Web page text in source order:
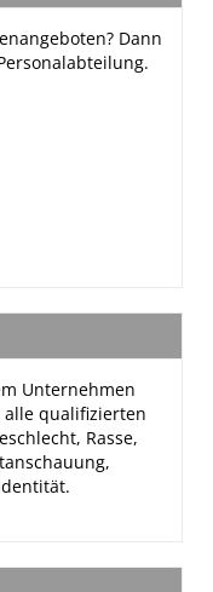
Dann
Unternehmen
qualifizierten
Rasse,